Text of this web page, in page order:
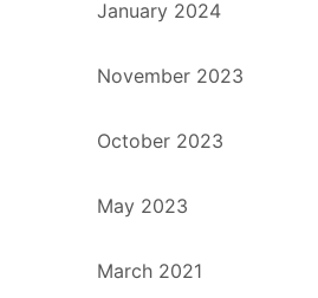
January 2024
November 2023
October 2023
May 2023
March 2021